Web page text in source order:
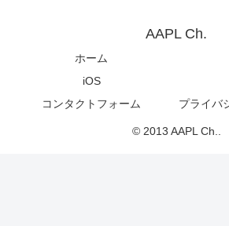
AAPL Ch.
ホーム
iOS
コンタクトフォーム
プライバ
© 2013 AAPL Ch..